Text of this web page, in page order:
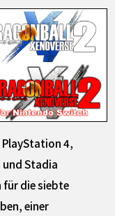
ES
4,
Stadia
für die siebte
einer